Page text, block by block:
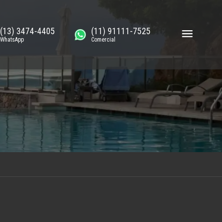
(13) 3474-4405
WhatsApp
(11) 91111-7525
Comercial